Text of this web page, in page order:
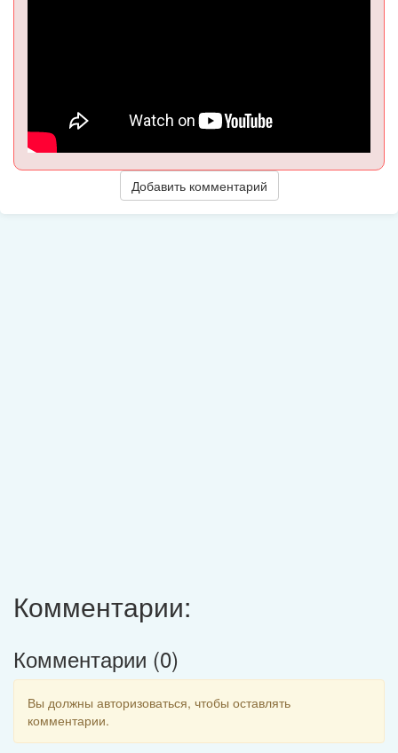
Добавить комментарий
Комментарии:
Комментарии (0)
Вы должны авторизоваться, чтобы оставлять
комментарии.